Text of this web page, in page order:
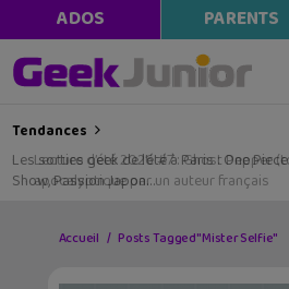
ADOS PARENTS
Tendances
Les sorties geek de l’été à Paris : One
Show, Passion Japon…
Accueil Posts Tagged "Mister Selfie"